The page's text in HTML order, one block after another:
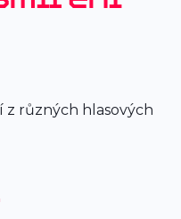
z různých hlasových